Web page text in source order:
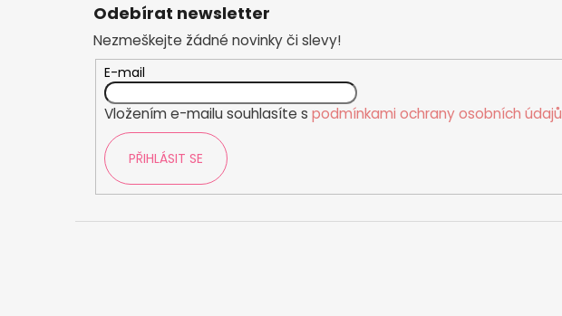
Odebírat newsletter
Nezmeškejte žádné novinky či slevy!
E-mail
Vložením e-mailu souhlasíte s podmínkami ochrany osobních údajů
PŘIHLÁSIT SE